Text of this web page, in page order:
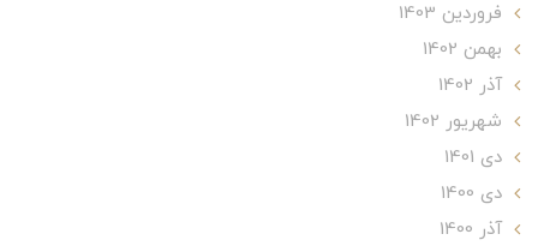
فروردین 1403
بهمن 1402
آذر 1402
شهریور 1402
دی 1401
دی 1400
آذر 1400